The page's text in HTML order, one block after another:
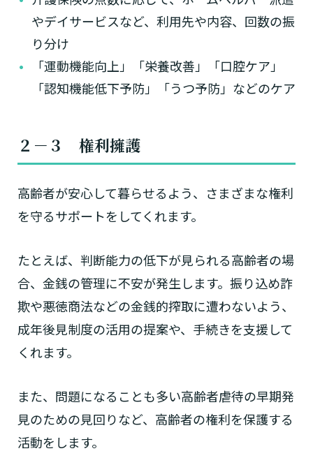
やデイサービスなど、利用先や内容、回数の振
り分け
「運動機能向上」「栄養改善」「口腔ケア」
「認知機能低下予防」「うつ予防」などのケア
２－３ 権利擁護
高齢者が安心して暮らせるよう、さまざまな権利
を守るサポートをしてくれます。
たとえば、判断能力の低下が見られる高齢者の場
合、金銭の管理に不安が発生します。振り込め詐
欺や悪徳商法などの金銭的搾取に遭わないよう、
成年後見制度の活用の提案や、手続きを支援して
くれます。
また、問題になることも多い高齢者虐待の早期発
見のための見回りなど、高齢者の権利を保護する
活動をします。